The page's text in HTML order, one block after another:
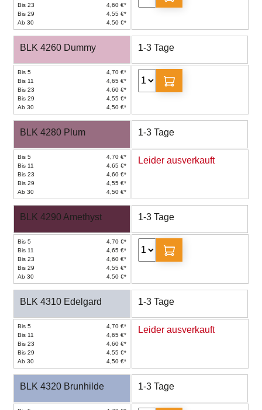
Bis 23
4,60 €*
Bis 29
4,55 €*
Ab 30
4,50 €*
BLK 4260 Dummy 1-3 Tage
Bis 5
4,70 €*
Bis 11
4,65 €*
Bis 23
4,60 €*
Bis 29
4,55 €*
Ab 30
4,50 €*
BLK 4280 Plum 1-3 Tage
Bis 5
4,70 €*
Bis 11
4,65 €*
Bis 23
4,60 €*
Bis 29
4,55 €*
Ab 30
4,50 €*
Leider ausverkauft
BLK 4290 Amethyst 1-3 Tage
Bis 5
4,70 €*
Bis 11
4,65 €*
Bis 23
4,60 €*
Bis 29
4,55 €*
Ab 30
4,50 €*
BLK 4310 Edelgard 1-3 Tage
Bis 5
4,70 €*
Bis 11
4,65 €*
Bis 23
4,60 €*
Bis 29
4,55 €*
Ab 30
4,50 €*
Leider ausverkauft
BLK 4320 Brunhilde 1-3 Tage